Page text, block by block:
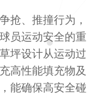
抢、推撞行为，
员运动安全的重
坪设计从运动过
高性能填充物及
能确保高安全碰